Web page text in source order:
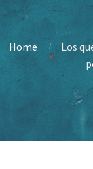
Home
Los